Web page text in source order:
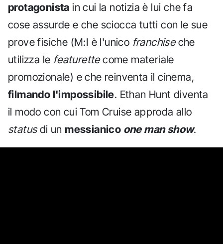
protagonista in cui la notizia è lui che fa
cose assurde e che sciocca tutti con le sue
prove fisiche (M:I è l'unico franchiseche
utilizza le featurettecome materiale
promozionale) e che reinventa il cinema,
filmando l'impossibile. Ethan Hunt diventa
il modo con cui Tom Cruise approda allo
statusdi un messianico one man show.